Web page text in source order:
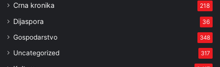
Crna kronika 218
Dijaspora 36
Gospodarstvo 348
Uncategorized 317